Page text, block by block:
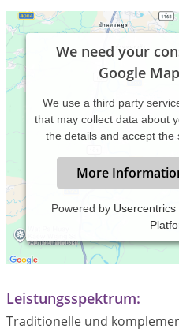
We need your
Google
We use a third party
that may collect data about
the details and accept the
More
Powered by
Praxiszeiten:
Termin nach Vereinbarung
Leistungsspektrum:
Traditionelle und